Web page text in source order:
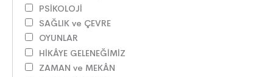
PSİKOLOJİ
SAĞLIK ve ÇEVRE
OYUNLAR
HİKÂYE GELENEĞİMİZ
ZAMAN ve MEKÂN